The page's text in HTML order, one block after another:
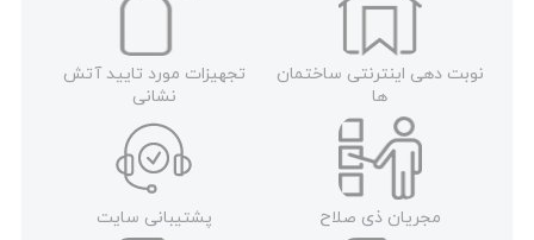
نوبت دهی اینترنتی ساختمان
ها
تجهیزات مورد تایید آتش
نشانی
مجریان ذی صلاح پشتیبانی سایت